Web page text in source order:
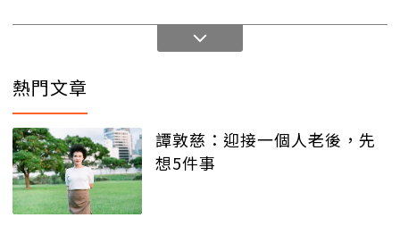
熱門文章
譚敦慈：迎接一個人老後，先
想5件事